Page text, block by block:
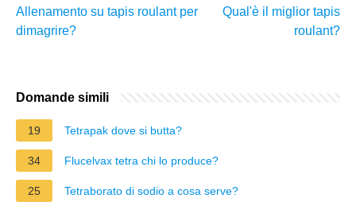
Allenamento su tapis roulant per
dimagrire?
Qual'è il miglior tapis
roulant?
Domande simili
19 Tetrapak dove si butta?
34 Flucelvax tetra chi lo produce?
25 Tetraborato di sodio a cosa serve?